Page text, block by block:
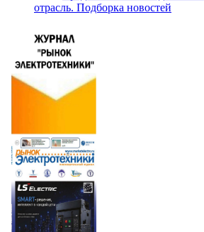
отрасль. Подборка новостей